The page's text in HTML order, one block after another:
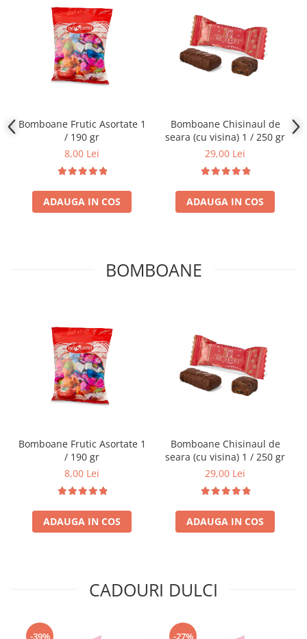
Bomboane Frutic Asortate 1
/ 190 gr
8,00 Lei
ADAUGA IN COS
Bomboane Chisinaul de
seara (cu visina) 1 / 250 gr
29,00 Lei
ADAUGA IN COS
BOMBOANE
Bomboane Frutic Asortate 1
/ 190 gr
8,00 Lei
ADAUGA IN COS
Bomboane Chisinaul de
seara (cu visina) 1 / 250 gr
29,00 Lei
ADAUGA IN COS
CADOURI DULCI
-39% -27%